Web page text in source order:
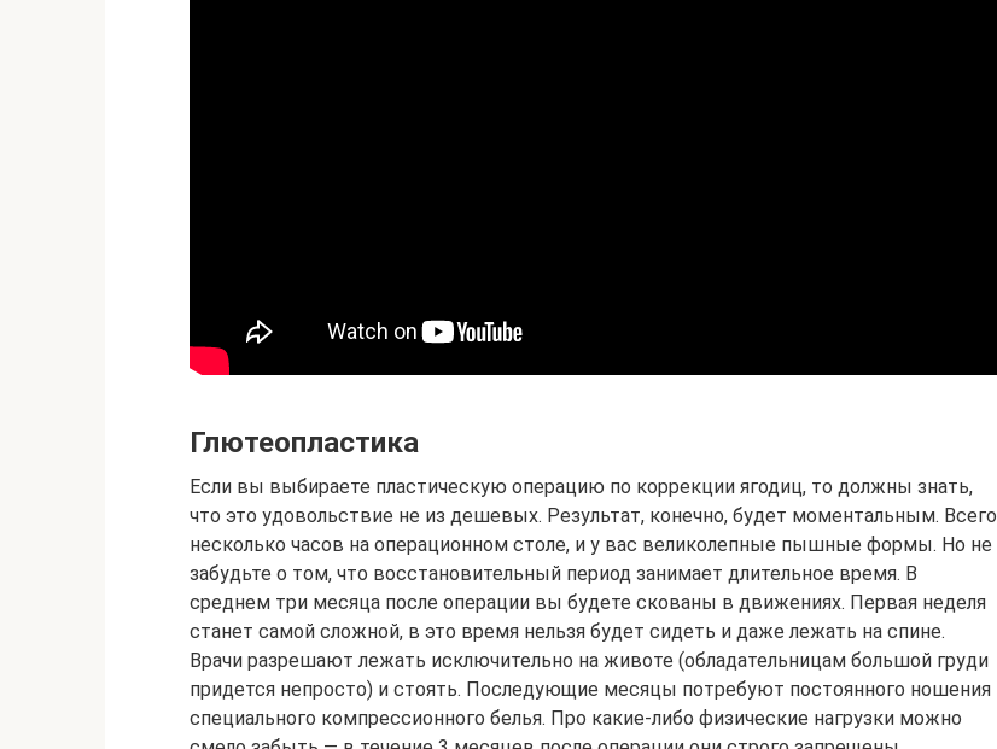
Глютеопластика
Если вы выбираете пластическую операцию по коррекции ягодиц, то должны знать,
что это удовольствие не из дешевых. Результат, конечно, будет моментальным. Всего
несколько часов на операционном столе, и у вас великолепные пышные формы. Но не
забудьте о том, что восстановительный период занимает длительное время. В
среднем три месяца после операции вы будете скованы в движениях. Первая неделя
станет самой сложной, в это время нельзя будет сидеть и даже лежать на спине.
Врачи разрешают лежать исключительно на животе (обладательницам большой груди
придется непросто) и стоять. Последующие месяцы потребуют постоянного ношения
специального компрессионного белья. Про какие-либо физические нагрузки можно